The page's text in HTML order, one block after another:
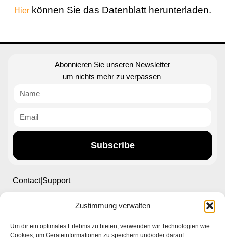
Zustimmung verwalten
Um dir ein optimales Erlebnis zu bieten, verwenden wir Technologien wie
Cookies, um Geräteinformationen zu speichern und/oder darauf
Hierkönnen Sie das Datenblatt herunterladen.
Abonnieren Sie unseren Newsletter
um nichts mehr zu verpassen
Subscribe
Contact|Support
Ettlinger Straße 59, 76137 Karlsruhe, Germany
+49 721 668004230